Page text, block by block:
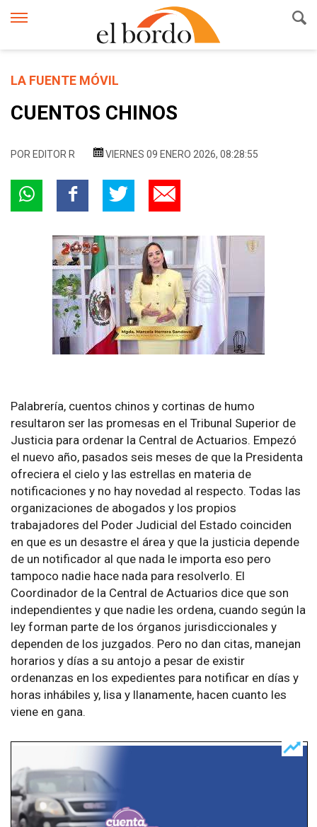
LA FUENTE MÓVIL
CUENTOS CHINOS
POR EDITOR R VIERNES 09 ENERO 2026, 08:28:55
Palabrería, cuentos chinos y cortinas de humo
resultaron ser las promesas en el Tribunal Superior de
Justicia para ordenar la Central de Actuarios. Empezó
el nuevo año, pasados seis meses de que la Presidenta
ofreciera el cielo y las estrellas en materia de
notificaciones y no hay novedad al respecto. Todas las
organizaciones de abogados y los propios
trabajadores del Poder Judicial del Estado coinciden
en que es un desastre el área y que la justicia depende
de un notificador al que nada le importa eso pero
tampoco nadie hace nada para resolverlo. El
Coordinador de la Central de Actuarios dice que son
independientes y que nadie les ordena, cuando según la
ley forman parte de los órganos jurisdiccionales y
dependen de los juzgados. Pero no dan citas, manejan
horarios y días a su antojo a pesar de existir
ordenanzas en los expedientes para notificar en días y
horas inhábiles y, lisa y llanamente, hacen cuanto les
viene en gana.